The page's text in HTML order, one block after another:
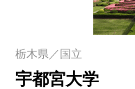
栃木県／国立
宇都宮大学